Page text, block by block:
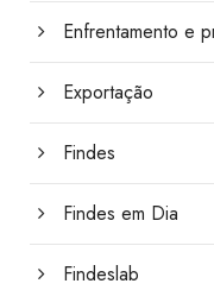
Enfrentamento e
Exportação
Findes
Findes em Dia
Findeslab